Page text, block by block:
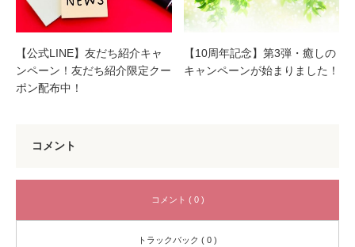
【公式LINE】友だち紹介キャ
ンペーン！友だち紹介限定クー
ポン配布中！
【10周年記念】第3弾・癒しの
キャンペーンが始まりました！
コメント
コメント ( 0 )
トラックバック ( 0 )